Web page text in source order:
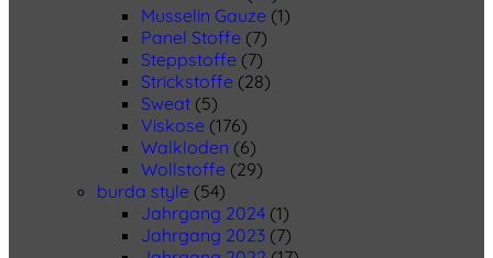
Musselin Gauze (1)
Panel Stoffe (7)
Steppstoffe (7)
Strickstoffe (28)
Sweat (5)
Viskose (176)
Walkloden (6)
Wollstoffe (29)
burda style (54)
Jahrgang 2024 (1)
Jahrgang 2023 (7)